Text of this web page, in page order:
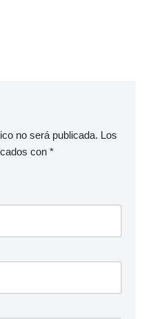
no será publicada. Los
con *